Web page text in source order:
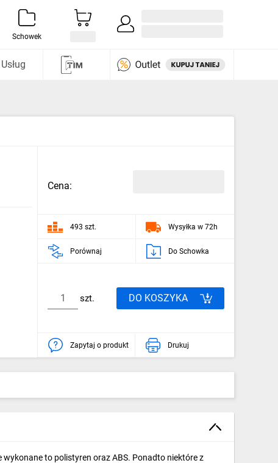
Schowek
Cena:
493 szt. Wysyłka w 72h
Porównaj Do Schowka
szt. DO KOSZYKA
Zapytaj o produkt Drukuj
to polistyren oraz ABS. Ponadto niektóre z